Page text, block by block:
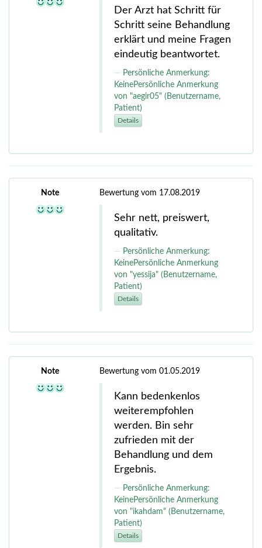
Der Arzt hat Schritt für
Schritt seine Behandlung
erklärt und meine Fragen
eindeutig beantwortet.
Persönliche Anmerkung:
KeinePersönliche Anmerkung
von "aegir05" (Benutzername,
Patient)
Details
Note Bewertung vom 17.08.2019
Sehr nett, preiswert,
qualitativ.
Persönliche Anmerkung:
KeinePersönliche Anmerkung
von "yessija" (Benutzername,
Patient)
Details
Note Bewertung vom 01.05.2019
Kann bedenkenlos
weiterempfohlen
werden. Bin sehr
zufrieden mit der
Behandlung und dem
Ergebnis.
Persönliche Anmerkung:
KeinePersönliche Anmerkung
von "ikahdam" (Benutzername,
Patient)
Details